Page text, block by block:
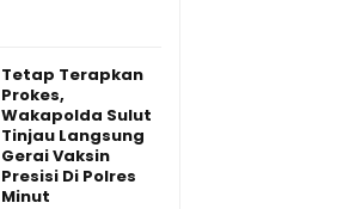
Tetap Terapkan
Prokes,
Wakapolda Sulut
Tinjau Langsung
Gerai Vaksin
Presisi Di Polres
Minut